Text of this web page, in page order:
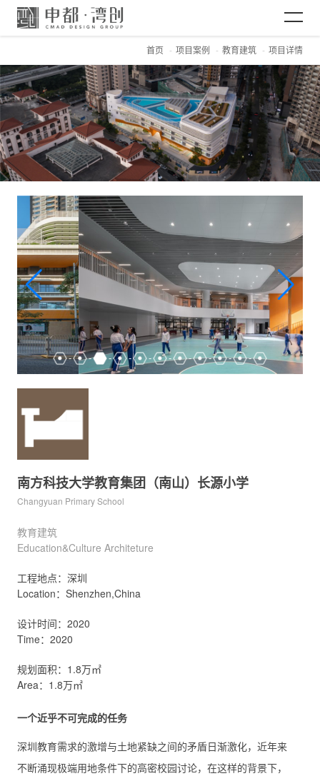
网站首页
关于CMAD
项目案例
新闻资讯
加入CMAD
首页 项目案例 教育建筑 项目详情
南方科技大学教育集团（南山）长源小学
Changyuan Primary School
教育建筑
Education&Culture Architeture
工程地点：深圳
Location：Shenzhen,China
设计时间：2020
Time：2020
规划面积：1.8万㎡
Area：1.8万㎡
一个近乎不可完成的任务
深圳教育需求的激增与土地紧缺之间的矛盾日渐激化，近年来
不断涌现极端用地条件下的高密校园讨论，在这样的背景下，